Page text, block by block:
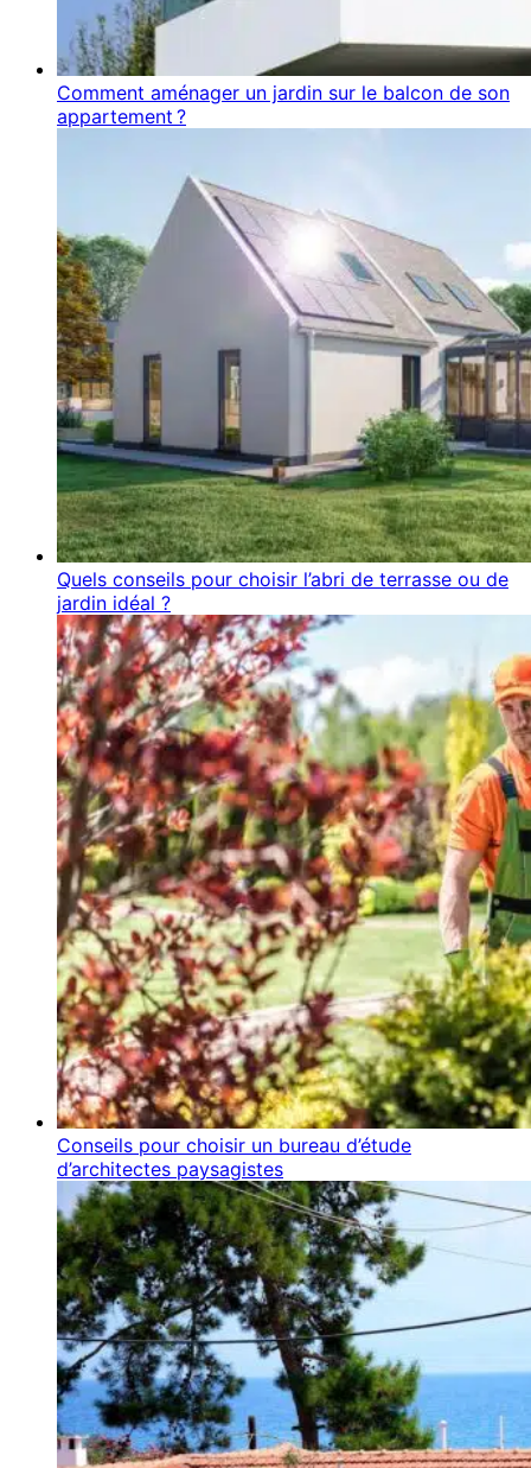
Comment aménager un jardin sur le balcon de son
appartement ?
Quels conseils pour choisir l’abri de terrasse ou de
jardin idéal ?
Conseils pour choisir un bureau d’étude
d’architectes paysagistes